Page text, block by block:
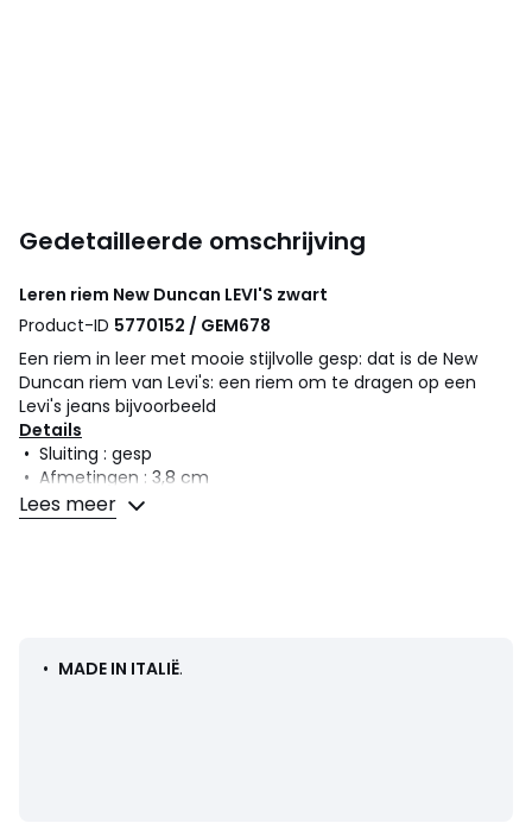
Gedetailleerde omschrijving
Leren riem New Duncan LEVI'S zwart
Product-ID 5770152 / GEM678
Een riem in leer met mooie stijlvolle gesp: dat is de New
Duncan riem van Levi's: een riem om te dragen op een
Levi's jeans bijvoorbeeld
Details
• Sluiting : gesp
• Afmetingen : 3,8 cm
Samenstelling en onderhoud
Lees meer
• MADE IN ITALIË.